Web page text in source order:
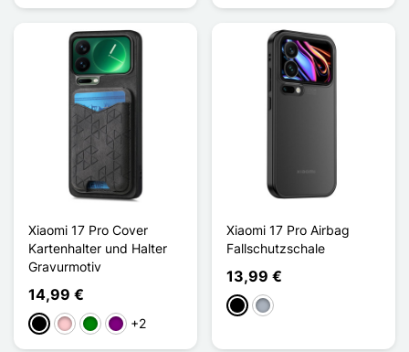
Xiaomi 17 Pro Cover
Kartenhalter und Halter
Gravurmotiv
14,99 €
Schwarz
PinkGrünViolett
+2
Xiaomi 17 Pro Airbag
Fallschutzschale
13,99 €
Schwarz
Grau